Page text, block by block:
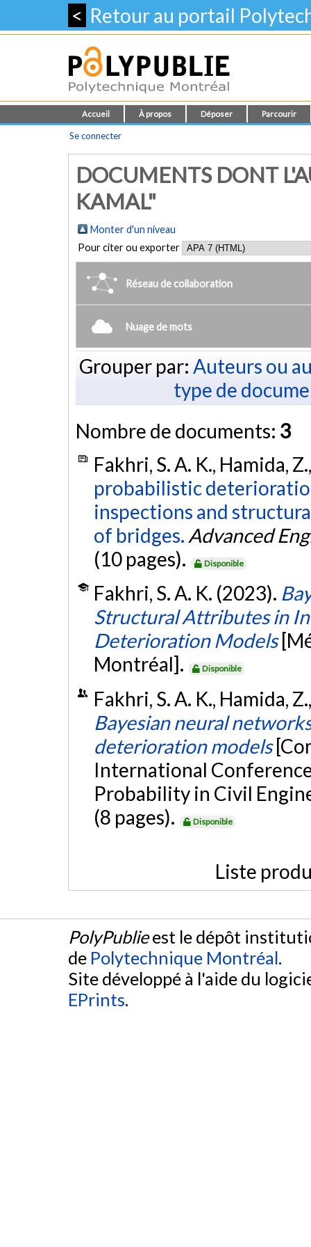
< Retour au portail
Accueil À propos Déposer Parcourir
Se connecter
DOCUMENTS DONT
KAMAL"
Monter d'un niveau
Pour citer ou exporter
Réseau de collaboration
Nuage de mots
Grouper par: Auteurs ou
type de
Nombre de documents: 3
Fakhri, S. A. K., Hamida,
probabilistic
inspections and
of bridges. Advanced
(10 pages).
Disponible
Fakhri, S. A. K. (2023).
Structural Attributes in
Deterioration Models
Montréal].
Disponible
Fakhri, S. A. K., Hamida,
Bayesian neural
deterioration models
International
Probability in Civil
(8 pages).
Disponible
Liste
PolyPublieest le dépôt
de Polytechnique Montréal.
Site développé à l'aide du
EPrints.